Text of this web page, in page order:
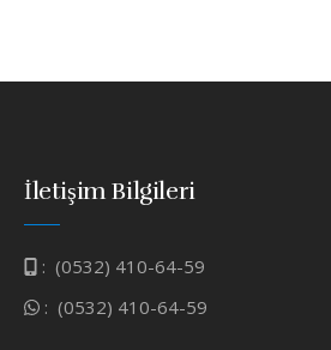
İletişim Bilgileri
: (0532) 410-64-59
: (0532) 410-64-59